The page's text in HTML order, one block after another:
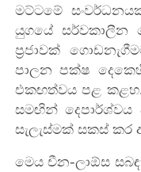
මට්ටමේ
යුගයේ
ප්‍රජාවක්
පාලනපක්ෂ
එකඟත්වය පළ
සමඟින් දෙපාර්ශ්වය
සැලැස්මක් සකස් කර
මෙය චීන-ලාඕස